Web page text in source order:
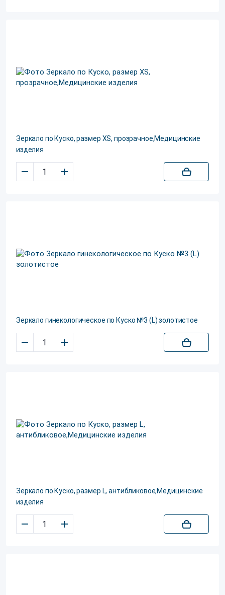
Зеркало по Куско, размер XS, прозрачное,Медицинские
изделия
– +
Зеркало гинекологическое по Куско №3 (L) золотистое
– +
Зеркало по Куско, размер L, антибликовое,Медицинские
изделия
– +